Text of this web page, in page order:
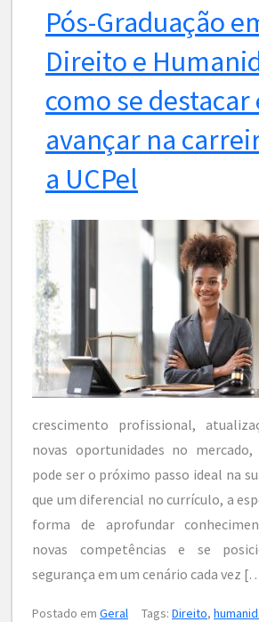
Pós-Graduação
Direito e
como se destacar
avançar na
a UCPel
crescimento profissional,
novas oportunidades no mercado,
pode ser o próximo passo ideal na
que um diferencial no currículo, a
forma de aprofundar
novas competências e se
segurança em um cenário cada vez
Postado em Geral Tags: Direito,